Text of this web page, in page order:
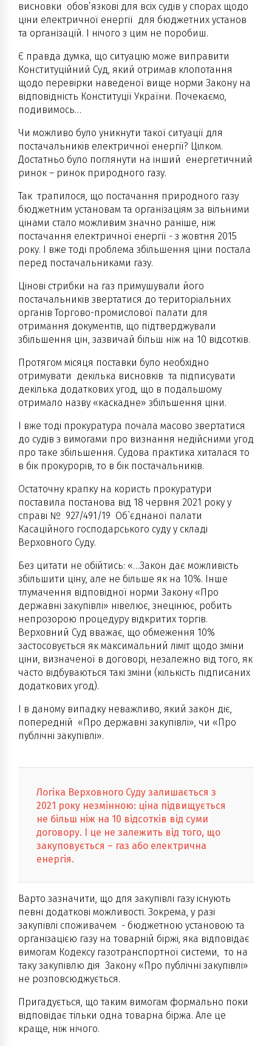
висновки обов’язкові для всіх судів у спорах щодо
ціни електричної енергії для бюджетних установ
та організацій. І нічого з цим не поробиш.
Є правда думка, що ситуацію може виправити
Конституційний Суд, який отримав клопотання
щодо перевірки наведеної вище норми Закону на
відповідність Конституції України. Почекаємо,
подивимось…
Чи можливо було уникнути такої ситуації для
постачальників електричної енергії? Цілком.
Достатньо було поглянути на інший енергетичний
ринок – ринок природного газу.
Так трапилося, що постачання природного газу
бюджетним установам та організаціям за вільними
цінами стало можливим значно раніше, ніж
постачання електричної енергії - з жовтня 2015
року. І вже тоді проблема збільшення ціни постала
перед постачальниками газу.
Цінові стрибки на газ примушували його
постачальників звертатися до територіальних
органів Торгово-промислової палати для
отримання документів, що підтверджували
збільшення цін, зазвичай більш ніж на 10 відсотків.
Протягом місяця поставки було необхідно
отримувати декілька висновків та підписувати
декілька додаткових угод, що в подальшому
отримало назву «каскадне» збільшення ціни.
І вже тоді прокуратура почала масово звертатися
до судів з вимогами про визнання недійсними угод
про таке збільшення. Судова практика хиталася то
в бік прокурорів, то в бік постачальників.
Остаточну крапку на користь прокуратури
поставила постанова від 18 червня 2021 року у
справі № 927/491/19 Об`єднаної палати
Касаційного господарського суду у складі
Верховного Суду.
Без цитати не обійтись: «…Закон дає можливість
збільшити ціну, але не більше як на 10%. Інше
тлумачення відповідної норми Закону «Про
державні закупівлі» нівелює, знецінює, робить
непрозорою процедуру відкритих торгів.
Верховний Суд вважає, що обмеження 10%
застосовується як максимальний ліміт щодо зміни
ціни, визначеної в договорі, незалежно від того, як
часто відбуваються такі зміни (кількість підписаних
додаткових угод).
І в даному випадку неважливо, який закон діє,
попередній «Про державні закупівлі», чи «Про
публічні закупівлі».
Логіка Верховного Суду залишається з
2021 року незмінною: ціна підвищується
не більш ніж на 10 відсотків від суми
договору. І це не залежить від того, що
закуповується – газ або електрична
енергія.
Варто зазначити, що для закупівлі газу існують
певні додаткові можливості. Зокрема, у разі
закупівлі споживачем - бюджетною установою та
організацією газу на товарній біржі, яка відповідає
вимогам Кодексу газотранспортної системи, то на
таку закупівлю дія Закону «Про публічні закупівлі»
не розповсюджується.
Пригадується, що таким вимогам формально поки
відповідає тільки одна товарна біржа. Але це
краще, ніж нічого.